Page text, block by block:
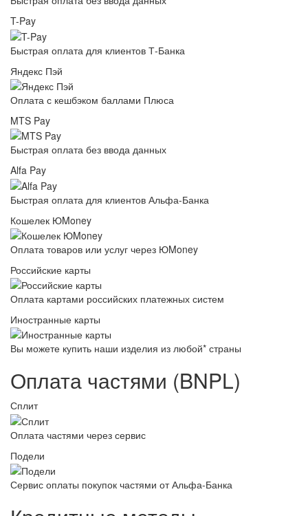
T-Pay
Быстрая оплата для клиентов Т-Банка
Яндекс Пэй
Оплата с кешбэком баллами Плюса
MTS Pay
Быстрая оплата без ввода данных
Alfa Pay
Быстрая оплата для клиентов Альфа-Банка
Кошелек ЮMoney
Оплата товаров или услуг через ЮMoney
Российские карты
Оплата картами российских платежных систем
Иностранные карты
Вы можете купить наши изделия из любой* страны
Оплата частями (BNPL)
Сплит
Оплата частями через сервис
Подели
Сервис оплаты покупок частями от Альфа-Банка